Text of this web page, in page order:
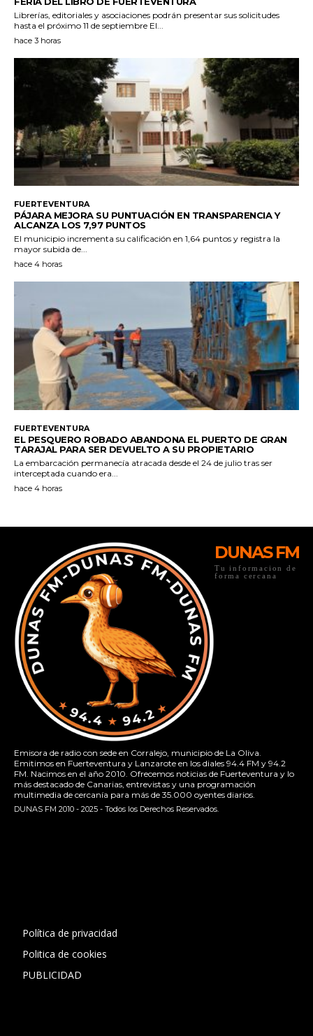
DUNAS FM
Tu informacion de
forma cercana
Emisora de radio con sede en Corralejo, municipio de La Oliva.
Emitimos en Fuerteventura y Lanzarote en los diales 94.4 FM y 94.2
FM. Nacimos en el año 2010. Ofrecemos noticias de Fuerteventura y lo
más destacado de Canarias, entrevistas y una programación
multimedia de cercanía para más de 35.000 oyentes diarios.
DUNAS FM 2010 - 2025 - Todos los Derechos Reservados.
Política de privacidad
Politica de cookies
PUBLICIDAD